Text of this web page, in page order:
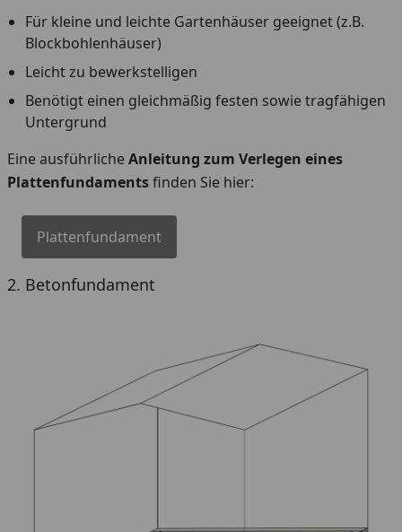
Für kleine und leichte Gartenhäuser geeignet (z.B.
Blockbohlenhäuser)
Leicht zu bewerkstelligen
Benötigt einen gleichmäßig festen sowie tragfähigen
Untergrund
Eine ausführlicheAnleitung zum Verlegen eines
Plattenfundamentsfinden Sie hier:
Plattenfundament
2. Betonfundament